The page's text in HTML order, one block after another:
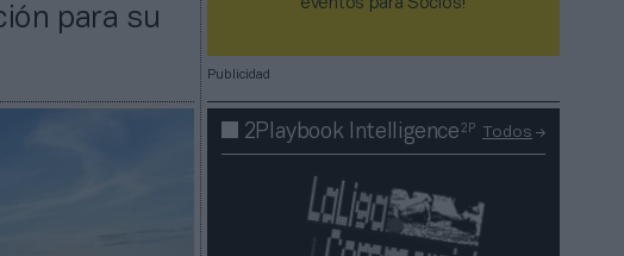
para su
eventos para Socios!​​​​​​​
Publicidad
2Playbook Intelligence2P Todos